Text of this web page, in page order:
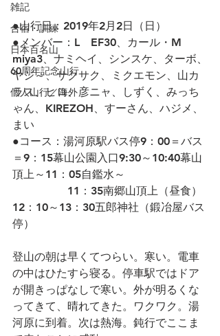
雑記
合宿・訓練
日本百名山
60周年記念山行
個人山行／海外
●山行日：2019年2月2日（日）
●メンバー：L　EF30、カール・M
miya3、ナミヘイ、シンスケ、ターボ、
ヤジ～、サクサク、ミクエモン、山カ
ラス、ヒロ、彦ニャ、しずく、みっち
ゃん、KIREZOH、すーさん、ハジメ、
まい
●コース：湯河原駅バス停9：00＝バス
＝9：15幕山公園入口9:30～10:40幕山
頂上～11：05自鑑水～
11：35南郷山頂上（昼食）
12：10～13：30五郎神社（鍛冶屋バス
停）
登山の朝は早くてつらい。寒い。電車
の中はひたすら寝る。停車駅ではドア
が開きっぱなしで寒い。外が明るくな
ってきて、晴れてきた。ワクワク。湯
河原に到着。次は熱海。鈍行でここま